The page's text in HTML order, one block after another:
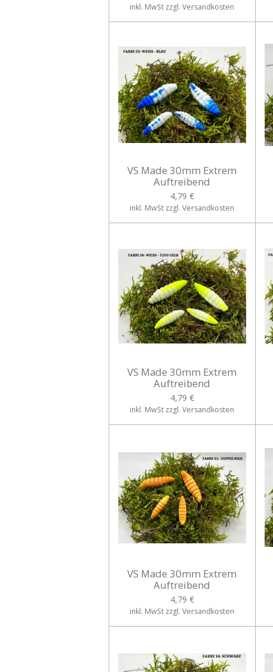
inkl. MwSt zzgl. Versandkosten
VS Made 30mm Extrem
Auftreibend
4,79 €
inkl. MwSt zzgl. Versandkosten
VS Made 30mm Extrem
Auftreibend
4,79 €
inkl. MwSt zzgl. Versandkosten
VS Made 30mm Extrem
Auftreibend
4,79 €
inkl. MwSt zzgl. Versandkosten